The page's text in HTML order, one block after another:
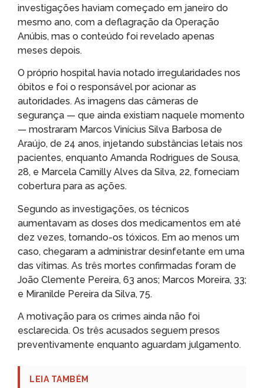
investigações haviam começado em janeiro do
mesmo ano, com a deflagração da Operação
Anúbis, mas o conteúdo foi revelado apenas
meses depois.
O próprio hospital havia notado irregularidades nos
óbitos e foi o responsável por acionar as
autoridades. As imagens das câmeras de
segurança — que ainda existiam naquele momento
— mostraram Marcos Vinícius Silva Barbosa de
Araújo, de 24 anos, injetando substâncias letais nos
pacientes, enquanto Amanda Rodrigues de Sousa,
28, e Marcela Camilly Alves da Silva, 22, forneciam
cobertura para as ações.
Segundo as investigações, os técnicos
aumentavam as doses dos medicamentos em até
dez vezes, tornando-os tóxicos. Em ao menos um
caso, chegaram a administrar desinfetante em uma
das vítimas. As três mortes confirmadas foram de
João Clemente Pereira, 63 anos; Marcos Moreira, 33;
e Miranilde Pereira da Silva, 75.
A motivação para os crimes ainda não foi
esclarecida. Os três acusados seguem presos
preventivamente enquanto aguardam julgamento.
LEIA TAMBÉM